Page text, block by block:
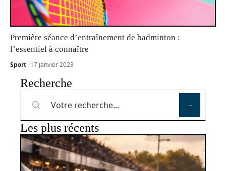
Première séance d’entraînement de badminton :
l’essentiel à connaître
Sport 17 janvier 2023
Recherche
Les plus récents